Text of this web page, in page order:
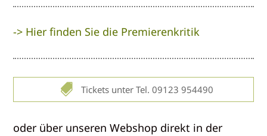
-> Hier finden Sie die Premierenkritik
 Tickets unter Tel. 09123 954490
oder über unseren Webshop direkt in der